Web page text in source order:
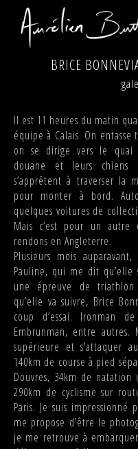
BRICE
Il est 11 heures du matin
équipe à Calais. On
on se dirige vers le quai
douane et leurs chiens
s’apprêtent à traverser la
pour monter à bord.
quelques voitures de
Mais c’est pour un autre
rendons en Angleterre.
Plusieurs mois
Pauline, qui me dit qu’elle
une épreuve de triathlon
qu’elle va suivre, Brice
coup d’essai. Ironman
Embrunman, entre autres.
supérieure et s’attaquer
140km de course à pied
Douvres, 34km de
290km de cyclisme sur
Paris. Je suis
me propose d’être le
je me retrouve à